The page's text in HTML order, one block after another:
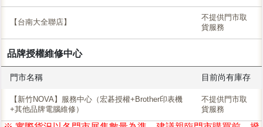
【台南大全聯店】
不提供門市取
貨服務
品牌授權維修中心
門市名稱 目前尚有庫存
【新竹NOVA】服務中心（宏碁授權+Brother印表機
+其他品牌電腦維修）
不提供門市取
貨服務